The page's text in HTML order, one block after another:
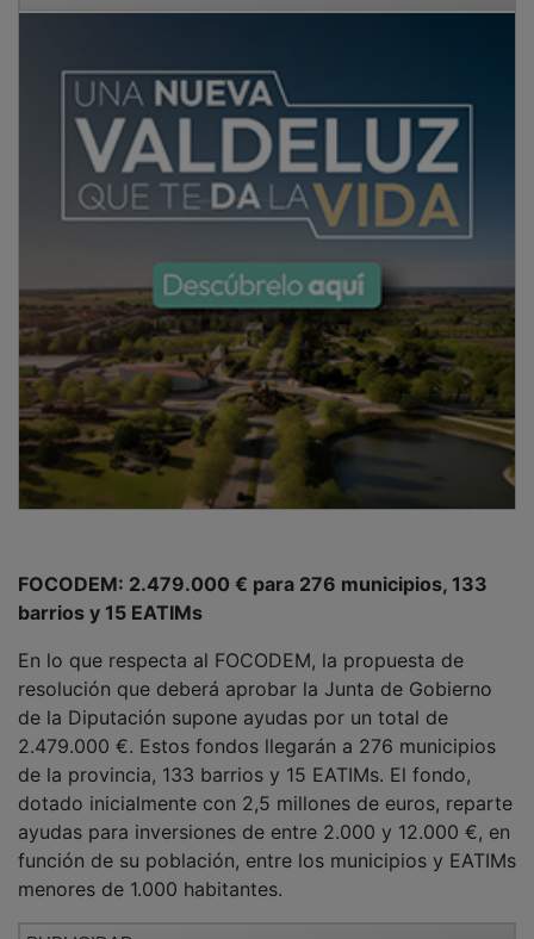
barrios y 15 EATIMs
resolución que deberá aprobar la Junta de Gobierno
de la Diputación supone ayudas por un total de
2.479.000 €. Estos fondos llegarán a 276 municipios
de la provincia, 133 barrios y 15 EATIMs. El fondo,
dotado inicialmente con 2,5 millones de euros, reparte
ayudas para inversiones de entre 2.000 y 12.000 €, en
función de su población, entre los municipios y EATIMs
menores de 1.000 habitantes.